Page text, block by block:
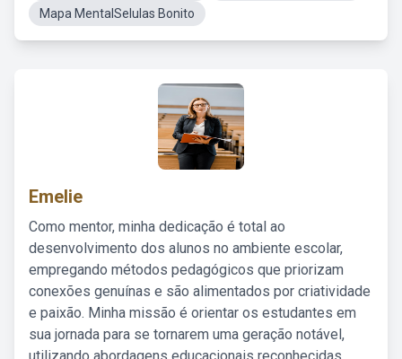
Mapa MentalSelulas Bonito
Emelie
Como mentor, minha dedicação é total ao
desenvolvimento dos alunos no ambiente escolar,
empregando métodos pedagógicos que priorizam
conexões genuínas e são alimentados por criatividade
e paixão. Minha missão é orientar os estudantes em
sua jornada para se tornarem uma geração notável,